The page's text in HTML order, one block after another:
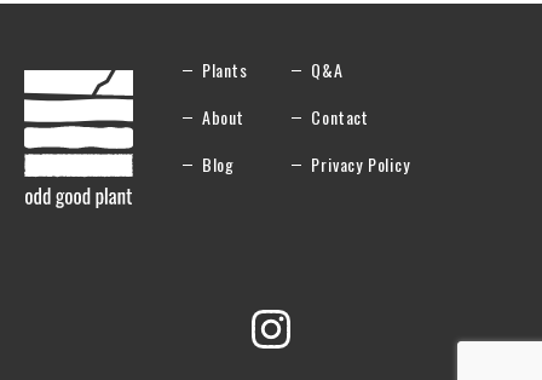
Plants
About
Blog
Q&A
Contact
Privacy Policy